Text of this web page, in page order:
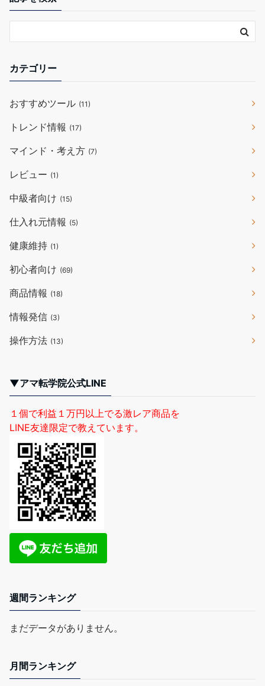
カテゴリー
おすすめツール (11)
トレンド情報 (17)
マインド・考え方 (7)
レビュー (1)
中級者向け (15)
仕入れ元情報 (5)
健康維持 (1)
初心者向け (69)
商品情報 (18)
情報発信 (3)
操作方法 (13)
▼アマ転学院公式LINE
１個で利益１万円以上でる激レア商品を
LINE友達限定で教えています。
週間ランキング
まだデータがありません。
月間ランキング